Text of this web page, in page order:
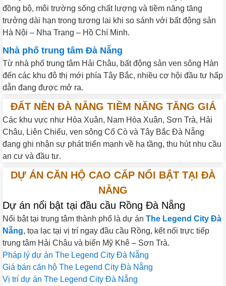
đồng bộ, môi trường sống chất lượng và tiềm năng tăng
trưởng dài hạn trong tương lai khi so sánh với bất động sản
Hà Nội – Nha Trang – Hồ Chí Minh.
Nhà phố trung tâm Đà Nẵng
Từ nhà phố trung tâm Hải Châu, bất động sản ven sông Hàn
đến các khu đô thị mới phía Tây Bắc, nhiều cơ hội đầu tư hấp
dẫn đang được mở ra.
ĐẤT NỀN ĐÀ NẴNG TIỀM NĂNG TĂNG GIÁ
Các khu vực như Hòa Xuân, Nam Hòa Xuân, Sơn Trà, Hải
Châu, Liên Chiểu, ven sông Cổ Cò và Tây Bắc Đà Nẵng
đang ghi nhận sự phát triển mạnh về hạ tầng, thu hút nhu cầu
an cư và đầu tư.
DỰ ÁN CĂN HỘ CAO CẤP NỔI BẬT TẠI ĐÀ
NẴNG
Dự án nổi bật tại đầu cầu Rồng Đà Nẵng
Nổi bật tại trung tâm thành phố là dự án The Legend City Đà
Nẵng, tọa lạc tại vị trí ngay đầu cầu Rồng, kết nối trực tiếp
trung tâm Hải Châu và biển Mỹ Khê – Sơn Trà.
Pháp lý dự án The Legend City Đà Nẵng
Giá bán căn hộ The Legend City Đà Nẵng
Vị trí dự án The Legend City Đà Nẵng